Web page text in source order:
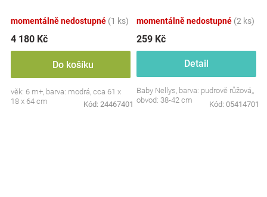
momentálně nedostupné (1 ks)
4 180 Kč
Do košíku
věk: 6 m+, barva: modrá, cca 61 x
18 x 64 cm
Kód: 24467401
růžová, 80/98
momentálně nedostupné (2 ks)
259 Kč
Detail
Baby Nellys, barva: pudrově růžová,,
obvod: 38-42 cm
Kód: 05414701